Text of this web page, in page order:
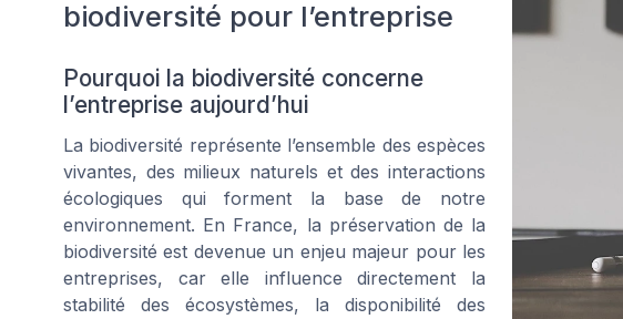
biodiversité pour l’entreprise
Pourquoi la biodiversité concerne
l’entreprise aujourd’hui
La biodiversité représente l’ensemble des espèces
vivantes, des milieux naturels et des interactions
écologiques qui forment la base de notre
environnement. En France, la préservation de la
biodiversité est devenue un enjeu majeur pour les
entreprises, car elle influence directement la
stabilité des écosystèmes, la disponibilité des